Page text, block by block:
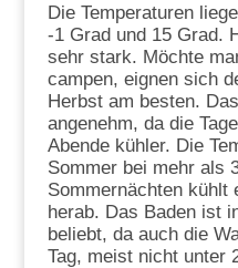
Die Temperaturen
-1 Grad und 15 Grad.
sehr stark. Möchte
campen, eignen sich
Herbst am besten.
angenehm, da die
Abende kühler. Die
Sommer bei mehr als
Sommernächten kühlt
herab. Das Baden ist
beliebt, da auch die
Tag, meist nicht unter